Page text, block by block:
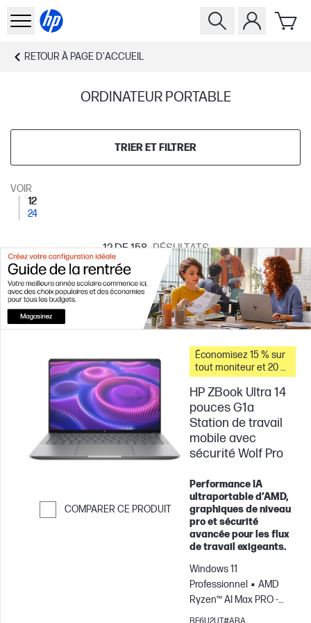
RETOUR À PAGE D'ACCUEIL
ORDINATEUR PORTABLE
TRIER ET FILTRER
VOIR
12
24
12DE 158 RÉSULTATS
COMPARER CE PRODUIT
Économisez 15 % sur
tout moniteur et 20 %
sur les accessoires
pour PC lorsque vous
achetez ce PC.
HP ZBook Ultra 14
pouces G1a
Station de travail
mobile avec
sécurité Wolf Pro
Performance IA
ultraportable d’AMD,
graphiques de niveau
pro et sécurité
avancée pour les flux
de travail exigeants.
Windows 11
Professionnel
AMD
Ryzen™ AI Max PRO -
390
64 Go RAM